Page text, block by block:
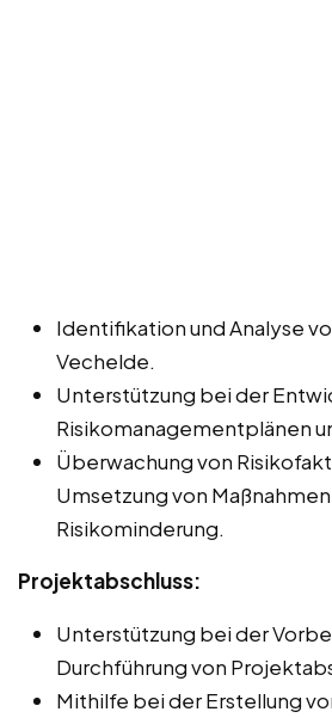
Identifikation und Analyse
Vechelde.
Unterstützung bei der
Risikomanagementplänen
Überwachung von
Umsetzung von
Risikominderung.
Projektabschluss:
Unterstützung bei der
Durchführung von
Mithilfe bei der Erstellung